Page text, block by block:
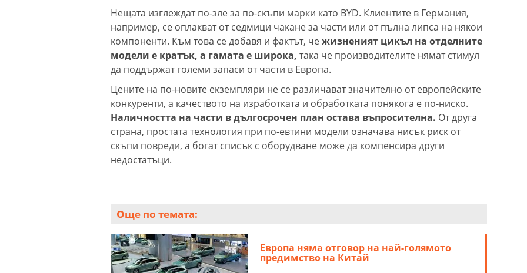
Нещата изглеждат по-зле за по-скъпи марки като BYD. Клиентите в Германия,
например, се оплакват от седмици чакане за части или от пълна липса на някои
компоненти. Към това се добавя и фактът, чежизненият цикъл на отделните
модели е кратък, а гамата е широка, така че производителите нямат стимул
да поддържат големи запаси от части в Европа.
Цените на по-новите екземпляри не се различават значително от европейските
конкуренти, а качеството на изработката и обработката понякога е по-ниско.
Наличността на части в дългосрочен план остава въпросителна. От друга
страна, простата технология при по-евтини модели означава нисък риск от
скъпи повреди, а богат списък с оборудване може да компенсира други
недостатъци.
Още по темата:
Европа няма отговор на най-голямото
предимство на Китай